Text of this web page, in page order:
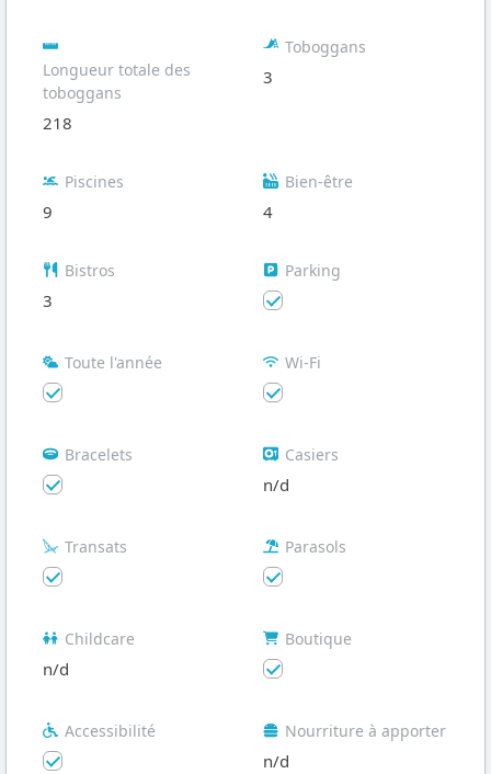
Longueur totale des
toboggans
218
Toboggans
3
Piscines
9
Bien-être
4
Bistros
3
Parking
Toute l'année Wi-Fi
Bracelets Casiers
n/d
Transats Parasols
Childcare
n/d
Boutique
Accessibilité Nourriture à apporter
n/d